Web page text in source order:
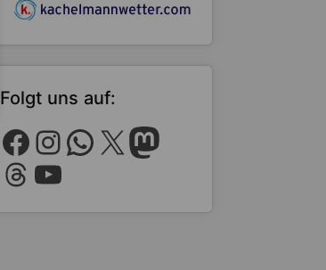
Folgt uns auf:
Facebook
Instagram
WhatsApp
X Mastodon
Threads
YouTube